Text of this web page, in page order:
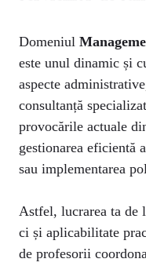
Domeniul
este unul dinamic și
aspecte
consultanță
provocările actuale
gestionarea eficientă
sau implementarea
Astfel, lucrarea ta de
ci și aplicabilitate
de profesorii